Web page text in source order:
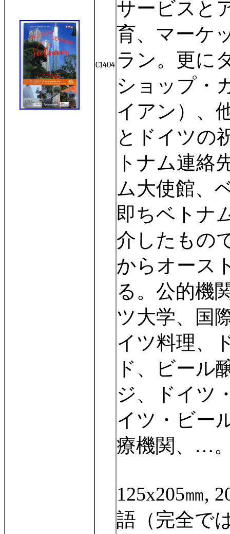
C1404
サービスと
育、マーケ
ラン。更に
ショップ・
イアン）、
とドイツの
トナム連絡
ム大使館、
即ちベトナ
介したもの
からオース
る。公的機
ツ大学、国
イツ料理、
ド、ビール
ジ、ドイツ
イツ・ビー
療機関、 …
125x205㎜,
語（完全で